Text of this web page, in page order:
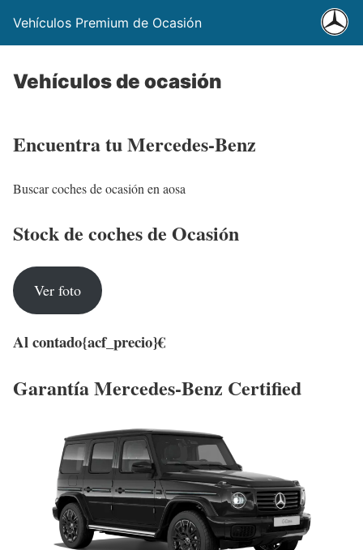
Vehículos Premium de Ocasión
Vehículos de ocasión
Encuentra tu Mercedes-Benz
Buscar coches de ocasión en aosa
Stock de coches de Ocasión
Ver foto
Al contado{acf_precio}€
Garantía Mercedes-Benz Certified